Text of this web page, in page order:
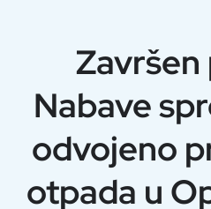
Nabave
odvojeno
otpada u